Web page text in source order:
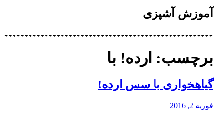
آموزش آشپزی
برچسب: ارده! با
گیاهخواری با سس ارده!
فوریه 2, 2016